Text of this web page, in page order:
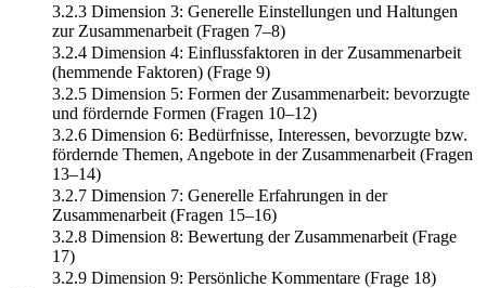
3.2.3 Dimension 3: Generelle Einstellungen und Haltungen
zur Zusammenarbeit (Fragen 7–8)
3.2.4 Dimension 4: Einflussfaktoren in der Zusammenarbeit
(hemmende Faktoren) (Frage 9)
3.2.5 Dimension 5: Formen der Zusammenarbeit: bevorzugte
und fördernde Formen (Fragen 10–12)
3.2.6 Dimension 6: Bedürfnisse, Interessen, bevorzugte bzw.
fördernde Themen, Angebote in der Zusammenarbeit (Fragen
13–14)
3.2.7 Dimension 7: Generelle Erfahrungen in der
Zusammenarbeit (Fragen 15–16)
3.2.8 Dimension 8: Bewertung der Zusammenarbeit (Frage
17)
3.2.9 Dimension 9: Persönliche Kommentare (Frage 18)